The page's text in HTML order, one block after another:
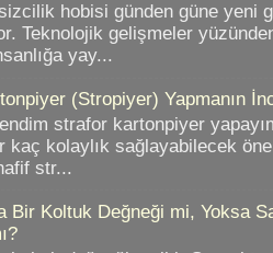
hobisi günden güne yeni
Teknolojik gelişmeler
yay...
(Stropiyer) Yapmanın
strafor kartonpiyer
kaç kolaylık sağlayabilecek
str...
Bir Koltuk Değneği mi, Yoksa